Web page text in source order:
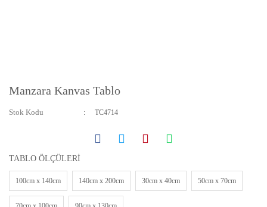
Manzara Kanvas Tablo
Stok Kodu TC4714
TABLO ÖLÇÜLERİ
100cm x 140cm 140cm x 200cm 30cm x 40cm 50cm x 70cm